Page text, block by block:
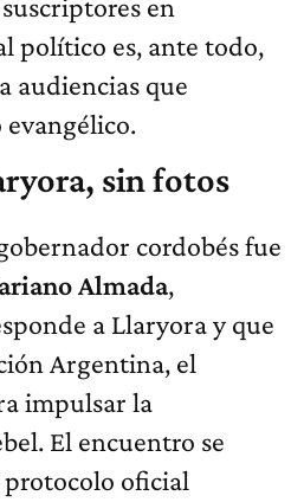
en
político es, ante todo,
audiencias que
sin fotos
cordobés fue
Almada,
a Llaryora y que
Argentina, el
impulsar la
El encuentro se
oficial